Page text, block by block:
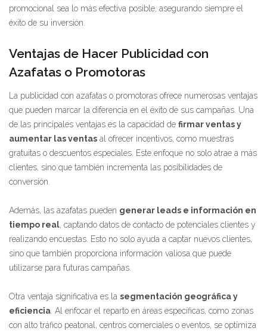
promocional sea lo más efectiva posible, asegurando siempre el
éxito de su inversión.
Ventajas de Hacer Publicidad con
Azafatas o Promotoras
La publicidad con azafatas o promotoras ofrece numerosas ventajas
que pueden marcar la diferencia en el éxito de sus campañas. Una
de las principales ventajas es la capacidad de firmar ventas y
aumentar las ventas al ofrecer incentivos, como muestras
gratuitas o descuentos especiales. Este enfoque no solo atrae a más
clientes, sino que también incrementa las posibilidades de
conversión.
Además, las azafatas pueden generar leads e información en
tiempo real , captando datos de contacto de potenciales clientes y
realizando encuestas. Esto no solo ayuda a captar nuevos clientes,
sino que también proporciona información valiosa que puede
utilizarse para futuras campañas.
Otra ventaja significativa es la segmentación geográfica y
eficiencia . Al enfocar el reparto en áreas específicas, como zonas
con alto tráfico peatonal, centros comerciales o eventos, se optimiza